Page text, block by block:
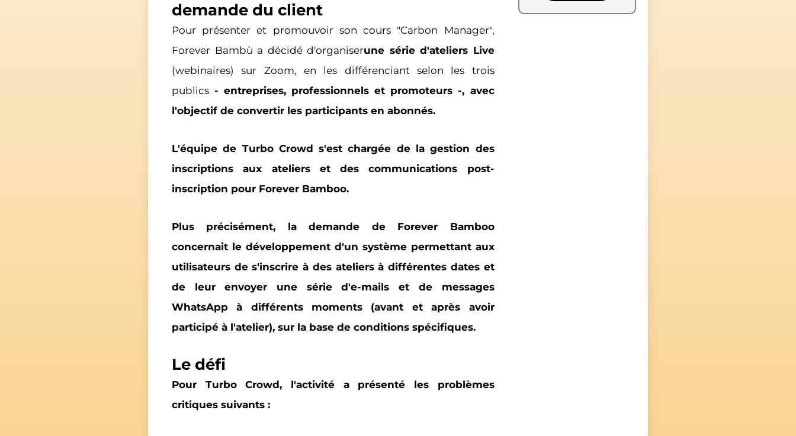
demande du client
Pour présenter et promouvoir son cours "Carbon Manager",
Forever Bambù a décidé d'organiserune série d'ateliers Live
(webinaires) sur Zoom, en les différenciant selon les trois
publics - entreprises, professionnels et promoteurs -, avec
l'objectif de convertir les participants en abonnés.
L'équipe de Turbo Crowd s'est chargée de la gestion des
inscriptions aux ateliers et des communications post-
inscription pour Forever Bamboo.
Plus précisément, la demande de Forever Bamboo
concernait le développement d'un système permettant aux
utilisateurs de s'inscrire à des ateliers à différentes dates et
de leur envoyer une série d'e-mails et de messages
WhatsApp à différents moments (avant et après avoir
participé à l'atelier), sur la base de conditions spécifiques.
Le défi
Pour Turbo Crowd, l'activité a présenté les problèmes
critiques suivants :